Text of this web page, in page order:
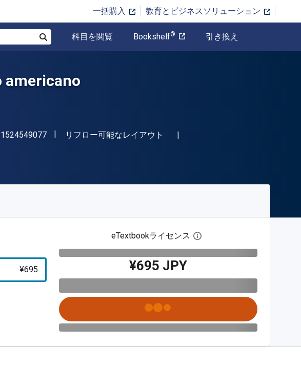
一括購入 教育とビジネスソリューション
科目を閲覧 Bookshelf® 引き換え
americano
"ISBN-13 9781524549077"
形式
リフロー可能なレイアウト
¥695
eTextbookライセンス デジタルライセンスダイ
¥695 JPY